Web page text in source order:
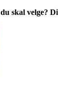
skal velge?